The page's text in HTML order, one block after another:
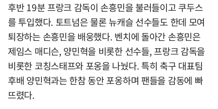
후반 19분 프랑크 감독이 손흥민을 불러들이고 쿠두스
를 투입했다. 토트넘은 물론 뉴캐슬 선수들도 한데 모여
퇴장하는 손흥민을 배웅했다. 벤치에 돌아간 손흥민은
제임스 매디슨, 양민혁을 비롯한 선수들, 프랑크 감독을
비롯한 코칭스태프와 포옹을 나눴다. 특히 축구 대표팀
후배 양민혁과는 한참 동안 포옹하며 팬들을 감동에 빠
뜨렸다.